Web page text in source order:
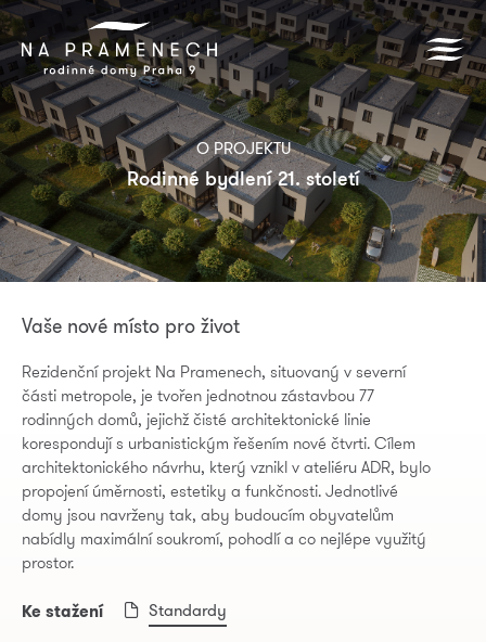
O PROJEKTU
Rodinné bydlení 21. století
Vaše nové místo pro život
Rezidenční projekt Na Pramenech, situovaný v severní
části metropole, je tvořen jednotnou zástavbou 77
rodinných domů, jejichž čisté architektonické linie
korespondují s urbanistickým řešením nové čtvrti. Cílem
architektonického návrhu, který vznikl v ateliéru ADR, bylo
propojení úměrnosti, estetiky a funkčnosti. Jednotlivé
domy jsou navrženy tak, aby budoucím obyvatelům
nabídly maximální soukromí, pohodlí a co nejlépe využitý
prostor.
Ke stažení Standardy